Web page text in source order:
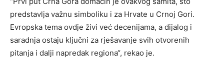
predstavlja važnu simboliku i za Hrvate u Crnoj Gori.
Evropska tema ovdje živi već decenijama, a dijalog i
saradnja ostaju ključni za rješavanje svih otvorenih
pitanja i dalji napredak regiona“, rekao je.